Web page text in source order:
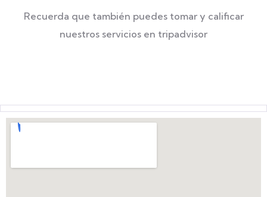
Recuerda que también puedes tomar y calificar
nuestros servicios en tripadvisor